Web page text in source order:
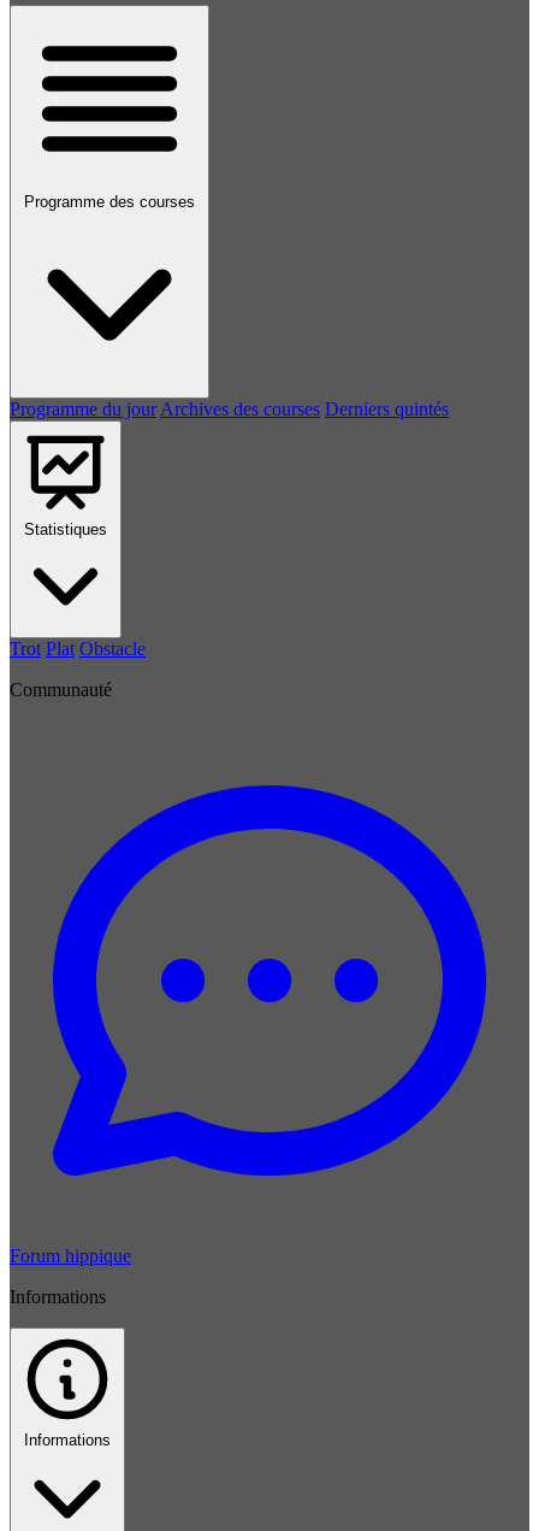
Programme des courses
Programme du jour Archives des courses Derniers quintés
Statistiques
Trot Plat Obstacle
Communauté
Forum hippique
Informations
Informations